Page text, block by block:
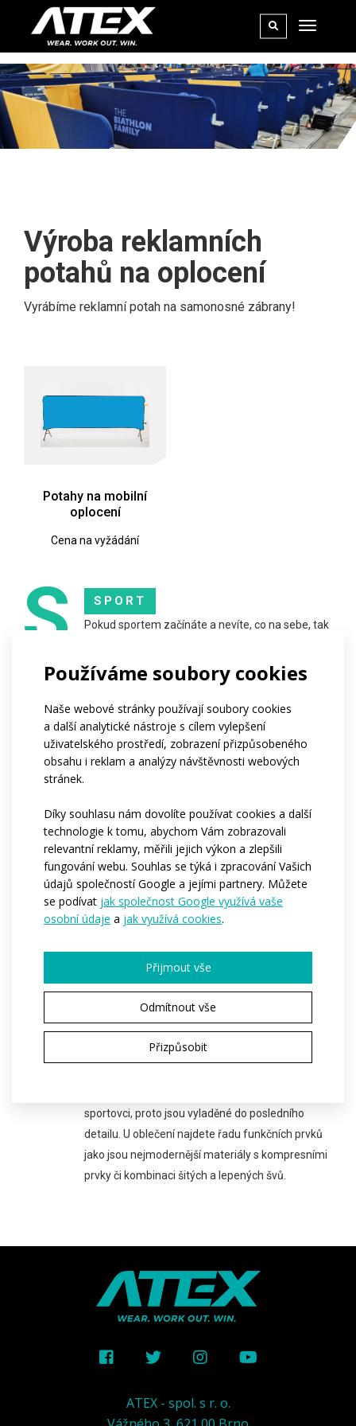
Používáme soubory cookies
Naše webové stránky používají soubory cookies
a další analytické nástroje s cílem vylepšení
uživatelského prostředí, zobrazení přizpůsobeného
obsahu i reklam a analýzy návštěvnosti webových
stránek.
Díky souhlasu nám dovolíte používat cookies a další
technologie k tomu, abychom Vám zobrazovali
relevantní reklamy, měřili jejich výkon a zlepšili
fungování webu. Souhlas se týká i zpracování Vašich
údajů společností Google a jejími partnery. Můžete
se podívat jak společnost Google využívá vaše
osobní údaje a jak využívá cookies.
Přijmout vše
Odmítnout vše
Přizpůsobit
Výroba reklamních
potahů na oplocení
Vyrábíme reklamní potah na samonosné zábrany!
Potahy na mobilní
oplocení
Cena na vyžádání
S SPORT
Pokud sportem začínáte a nevíte, co na sebe, tak
nabízí nejlepší poměr cena / výkon. Oblečení je
vhodné jak pro úplné začátečníky, tak pro hobíky,
kteří objedou pouze pár závodů za sezónu.
P PROFI
sportovce, kteří berou sport více než jako
příležitostné hobby. Produktová řada PROFI je
vhodná pro všechny ty, kteří se věnují sportu na
každodenní bázi. Použité střihy i materiály
pomohou dosáhnout sportovci nejlepších
výsledků, a to při zachování maximálního
E ELITE
Řada ELITE je určená profesionálním
sportovcům, pro které je nejvyšší prioritou
rychlost a výsledný čas, a to často i za cenu
sportovci, proto jsou vyladěné do posledního
detailu. U oblečení najdete řadu funkčních prvků
jako jsou nejmodernější materiály s kompresními
prvky či kombinaci šitých a lepených švů.
ATEX - spol. s r. o.